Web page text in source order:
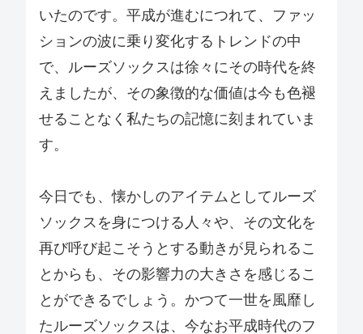
いたのです。平成が進むにつれて、ファッ
ションの波に乗り変化するトレンドの中
で、ルーズソックスは徐々にその時代を終
えましたが、その象徴的な価値は今も色褪
せることなく私たちの記憶に刻まれていま
す。
今日でも、懐かしのアイテムとしてルーズ
ソックスを身につける人々や、その文化を
再び呼び起こそうとする動きが見られるこ
とからも、その影響力の大きさを感じるこ
とができるでしょう。かつて一世を風靡し
たルーズソックスは、今なお平成時代のフ